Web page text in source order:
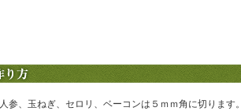
人参、玉ねぎ、セロリ、ベーコンは５ｍｍ角に切ります。